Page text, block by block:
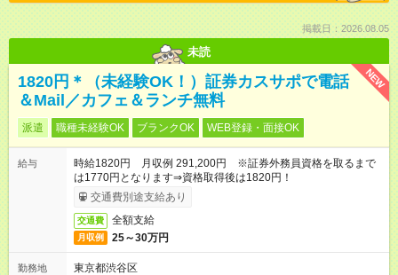
掲載日：2026.08.05
未読
NEW
1820円＊（未経験OK！）証券カスサポで電話
＆Mail／カフェ＆ランチ無料
派遣 職種未経験OK ブランクOK WEB登録・面接OK
給与
時給1820円 月収例 291,200円 ※証券外務員資格を取るまで
は1770円となります⇒資格取得後は1820円！
交通費別途支給あり
交通費 全額支給
月収例 25～30万円
勤務地
東京都渋谷区